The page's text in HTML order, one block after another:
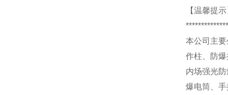
【温馨提
本公司主
作柱、防
内场强光
爆电筒、